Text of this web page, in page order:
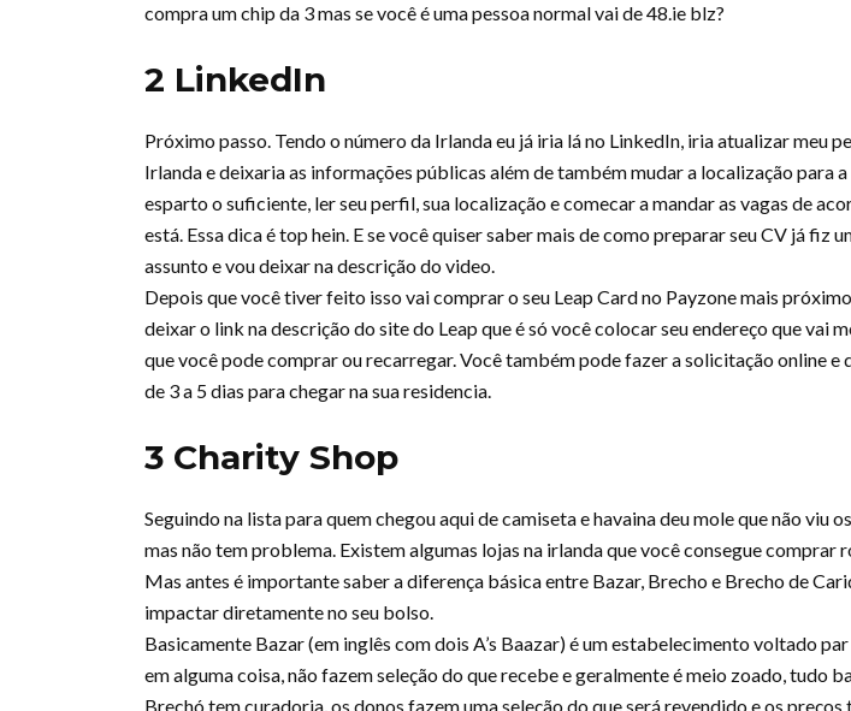
compra um chip da 3 mas se você é uma pessoa normal vai de 48.ie blz?
2 LinkedIn
Próximo passo. Tendo o número da Irlanda eu já iria lá no LinkedIn, iria atualizar meu
Irlanda e deixaria as informações públicas além de também mudar a localização para
esparto o suficiente, ler seu perfil, sua localização e comecar a mandar as vagas de
está. Essa dica é top hein. E se você quiser saber mais de como preparar seu CV já fiz
assunto e vou deixar na descrição do video.
Depois que você tiver feito isso vai comprar o seu Leap Card no Payzone mais
deixar o link na descrição do site do Leap que é só você colocar seu endereço que vai
que você pode comprar ou recarregar. Você também pode fazer a solicitação online
de 3 a 5 dias para chegar na sua residencia.
3 Charity Shop
Seguindo na lista para quem chegou aqui de camiseta e havaina deu mole que não viu
mas não tem problema. Existem algumas lojas na irlanda que você consegue comprar
Mas antes é importante saber a diferença básica entre Bazar, Brecho e Brecho de
impactar diretamente no seu bolso.
Basicamente Bazar (em inglês com dois A’s Baazar) é um estabelecimento voltado
em alguma coisa, não fazem seleção do que recebe e geralmente é meio zoado, tudo
Brechó tem curadoria, os donos fazem uma seleção do que será revendido e os preços